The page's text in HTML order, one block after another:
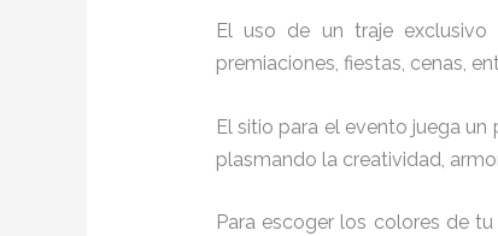
El uso de un traje exclusivo
premiaciones, fiestas, cenas,
El sitio para el evento juega
plasmando la creatividad,
Para escoger los colores de